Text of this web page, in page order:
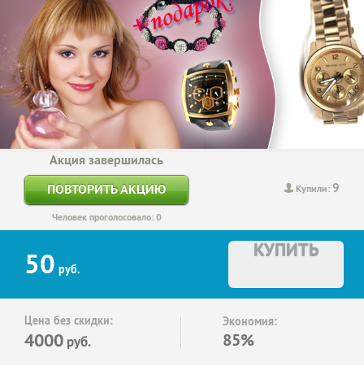
Купили:9
Акция завершилась
ПОВТОРИТЬ АКЦИЮ
Человек проголосовало: 0
50 руб.
КУПИТЬ
Цена без скидки:
4000 руб.
Экономия:
85%